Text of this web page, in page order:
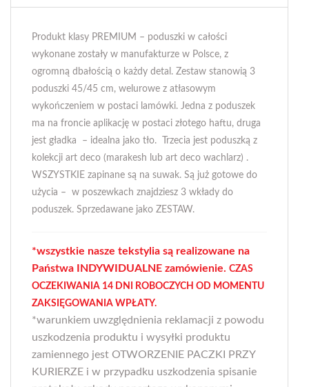
Produkt klasy PREMIUM – poduszki w całości
wykonane zostały w manufakturze w Polsce, z
ogromną dbałością o każdy detal. Zestaw stanowią 3
poduszki 45/45 cm, welurowe z atłasowym
wykończeniem w postaci lamówki. Jedna z poduszek
ma na froncie aplikację w postaci złotego haftu, druga
jest gładka – idealna jako tło. Trzecia jest poduszką z
kolekcji art deco (marakesh lub art deco wachlarz) .
WSZYSTKIE zapinane są na suwak. Są już gotowe do
użycia – w poszewkach znajdziesz 3 wkłady do
poduszek. Sprzedawane jako ZESTAW.
*wszystkie nasze tekstylia są realizowane na
Państwa INDYWIDUALNE zamówienie. CZAS
OCZEKIWANIA 14 DNI ROBOCZYCH OD MOMENTU
ZAKSIĘGOWANIA WPŁATY.
*warunkiem uwzględnienia reklamacji z powodu
uszkodzenia produktu i wysyłki produktu
zamiennego jest OTWORZENIE PACZKI PRZY
KURIERZE i w przypadku uszkodzenia spisanie